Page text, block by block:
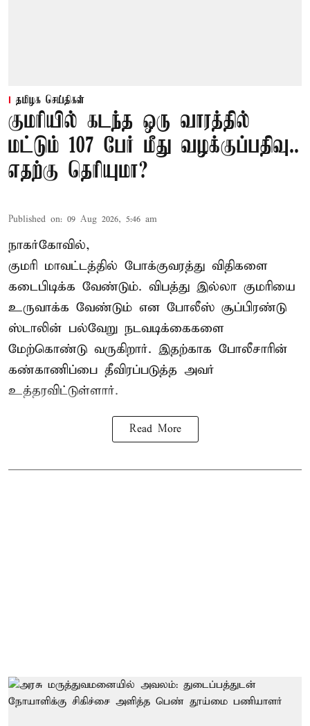
தமிழக செய்திகள்
குமரியில் கடந்த ஒரு வாரத்தில்
மட்டும் 107 பேர் மீது வழக்குப்பதிவு..
எதற்கு தெரியுமா?
Published on: 09 Aug 2026, 5:46 am
நாகர்கோவில்,
குமரி மாவட்டத்தில் போக்குவரத்து விதிகளை
கடைபிடிக்க வேண்டும். விபத்து இல்லா குமரியை
உருவாக்க வேண்டும் என போலீஸ் சூப்பிரண்டு
ஸ்டாலின் பல்வேறு நடவடிக்கைகளை
மேற்கொண்டு வருகிறார். இதற்காக போலீசாரின்
கண்காணிப்பை தீவிரப்படுத்த அவர்
உத்தரவிட்டுள்ளார்.
Read More